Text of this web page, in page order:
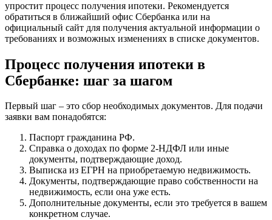
упростит процесс получения ипотеки. Рекомендуется
обратиться в ближайший офис Сбербанка или на
официальный сайт для получения актуальной информации о
требованиях и возможных изменениях в списке документов.
Процесс получения ипотеки в
Сбербанке: шаг за шагом
Первый шаг – это сбор необходимых документов. Для подачи
заявки вам понадобятся:
Паспорт гражданина РФ.
Справка о доходах по форме 2-НДФЛ или иные
документы, подтверждающие доход.
Выписка из ЕГРН на приобретаемую недвижимость.
Документы, подтверждающие право собственности на
недвижимость, если она уже есть.
Дополнительные документы, если это требуется в вашем
конкретном случае.